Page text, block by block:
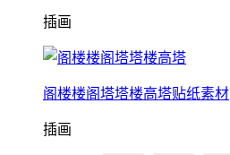
插画
阁楼楼阁塔塔楼高塔贴纸素材
插画